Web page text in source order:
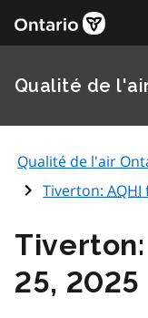
Qualité de
Qualité de l'air
Tiverton:AQHI
25, 2025